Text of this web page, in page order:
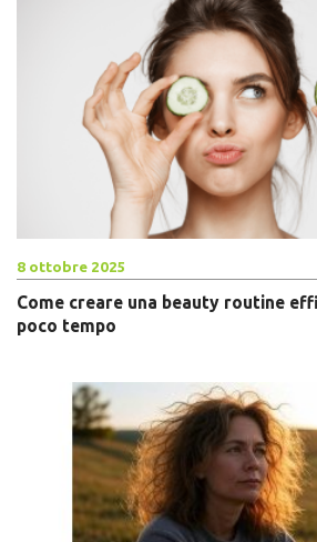
8 ottobre 2025
Come creare una beauty routine
poco tempo